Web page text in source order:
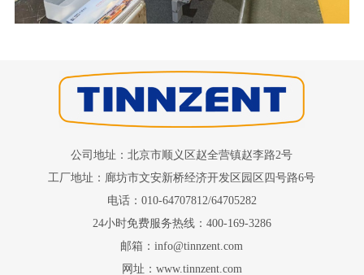
公司地址：北京市顺义区赵全营镇赵李路2号
工厂地址：廊坊市文安新桥经济开发区园区四号路6号
电话：010-64707812/64705282
24小时免费服务热线：400-169-3286
邮箱：info@tinnzent.com
网址：www.tinnzent.com